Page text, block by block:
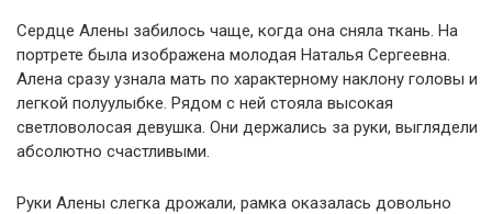
Сердце Алены забилось чаще, когда она сняла ткань. На
портрете была изображена молодая Наталья Сергеевна.
Алена сразу узнала мать по характерному наклону головы и
легкой полуулыбке. Рядом с ней стояла высокая
светловолосая девушка. Они держались за руки, выглядели
абсолютно счастливыми.
Руки Алены слегка дрожали, рамка оказалась довольно